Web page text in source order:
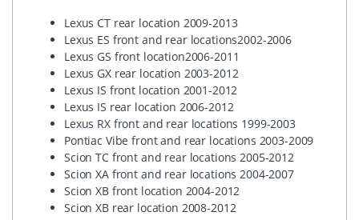
Lexus CT rear location 2009-2013
Lexus ES front and rear locations2002-2006
Lexus GS front location2006-2011
Lexus GX rear location 2003-2012
Lexus IS front location 2001-2012
Lexus IS rear location 2006-2012
Lexus RX front and rear locations 1999-2003
Pontiac Vibe front and rear locations 2003-2009
Scion TC front and rear locations 2005-2012
Scion XA front and rear locations 2004-2007
Scion XB front location 2004-2012
Scion XB rear location 2008-2012